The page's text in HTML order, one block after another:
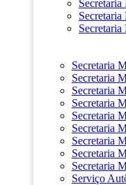
Secretaria
Secretaria
Secretaria
Secretaria
Secretaria
Secretaria
Secretaria
Secretaria
Secretaria
Serviço